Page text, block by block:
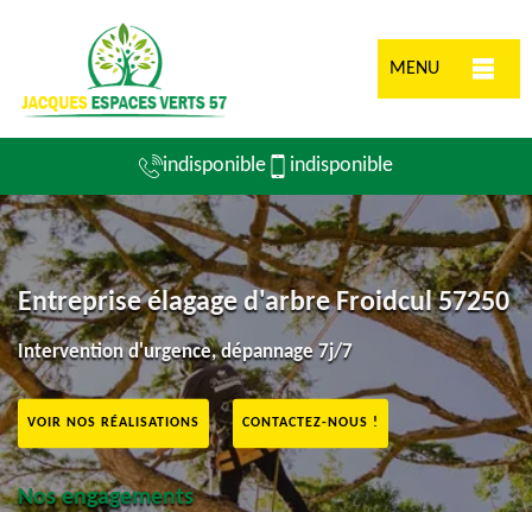
MENU
indisponible indisponible
Entreprise élagage d'arbre Froidcul 57250
Intervention d'urgence, dépannage 7j/7
VOIR NOS RÉALISATIONS CONTACTEZ-NOUS !
Nos engagements